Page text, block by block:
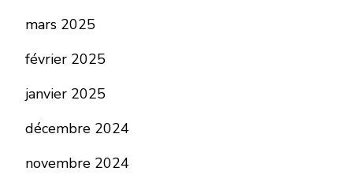
mars 2025
février 2025
janvier 2025
décembre 2024
novembre 2024